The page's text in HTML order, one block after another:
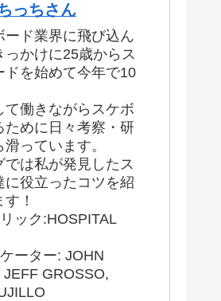
っちさん
ード業界に飛び込ん
っかけに25歳からス
ドを始めて今年で10
て働きながらスケボ
ために日々考察・研
っています。
では私が発見したス
に役立ったコツを紹
！
ック:HOSPITAL
ーター: JOHN
JEFF GROSSO,